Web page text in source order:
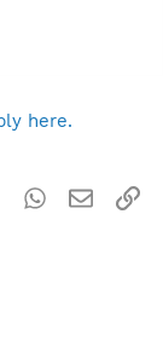
here.
TumblrWhatsApp
Email